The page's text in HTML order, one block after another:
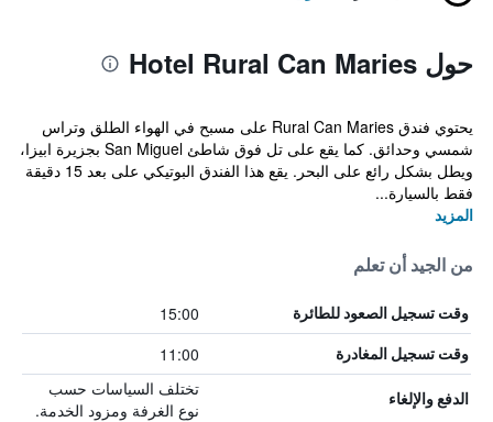
حول Hotel Rural Can Maries
يحتوي فندق Rural Can Maries على مسبح في الهواء الطلق وتراس
شمسي وحدائق. كما يقع على تل فوق شاطئ San Miguel بجزيرة ابيزا،
ويطل بشكل رائع على البحر. يقع هذا الفندق البوتيكي على بعد 15 دقيقة
فقط بالسيارة...
المزيد
من الجيد أن تعلم
وقت تسجيل الصعود للطائرة 15:00
وقت تسجيل المغادرة 11:00
الدفع والإلغاء
تختلف السياسات حسب
نوع الغرفة ومزود الخدمة.